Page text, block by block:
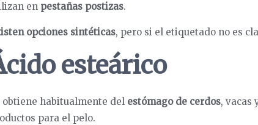
en pestañas postizas.
opciones sintéticas, pero si el etiquetado no es
esteárico
obtiene habitualmente del estómago de cerdos, vacas
para el pelo.